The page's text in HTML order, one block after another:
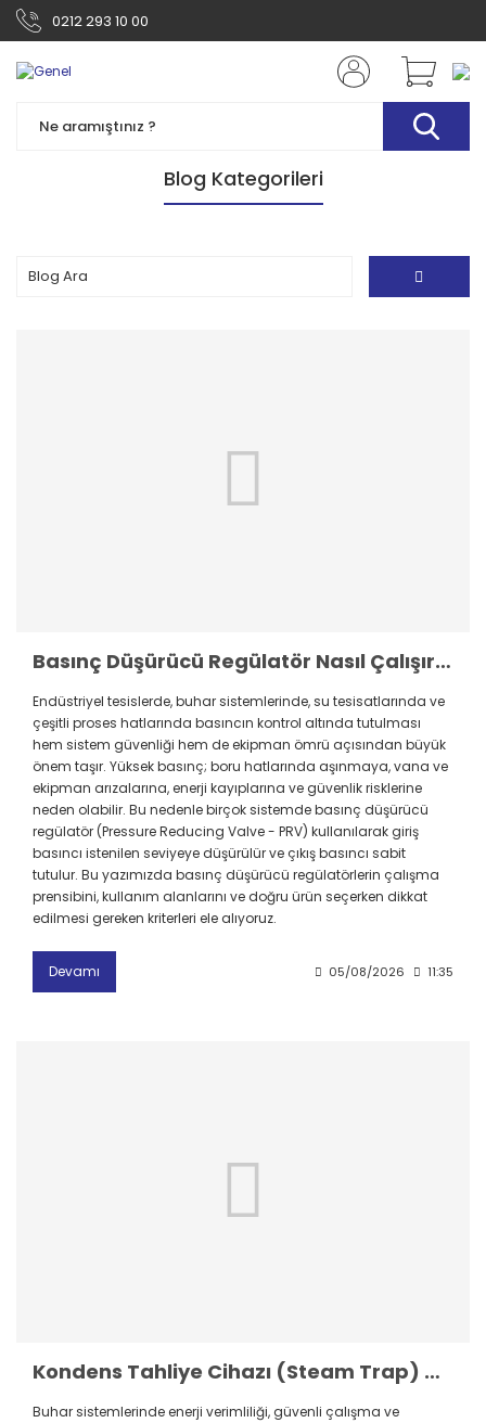
0212 293 10 00
Blog Kategorileri
Basınç Düşürücü Regülatör Nasıl Çalışır? Çalışma Prensibi, Kullanım Alanları ve Doğru Seçim Rehberi
Endüstriyel tesislerde, buhar sistemlerinde, su tesisatlarında ve
çeşitli proses hatlarında basıncın kontrol altında tutulması
hem sistem güvenliği hem de ekipman ömrü açısından büyük
önem taşır. Yüksek basınç; boru hatlarında aşınmaya, vana ve
ekipman arızalarına, enerji kayıplarına ve güvenlik risklerine
neden olabilir. Bu nedenle birçok sistemde basınç düşürücü
regülatör (Pressure Reducing Valve - PRV) kullanılarak giriş
basıncı istenilen seviyeye düşürülür ve çıkış basıncı sabit
tutulur. Bu yazımızda basınç düşürücü regülatörlerin çalışma
prensibini, kullanım alanlarını ve doğru ürün seçerken dikkat
edilmesi gereken kriterleri ele alıyoruz.
Devamı 05/08/2026 11:35
Kondens Tahliye Cihazı (Steam Trap) Nedir? Nasıl Seçilir?
Buhar sistemlerinde enerji verimliliği, güvenli çalışma ve